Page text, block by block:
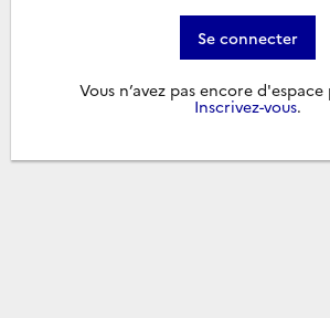
Se connecter
Vous n’avez pas encore
Inscrivez-vous.